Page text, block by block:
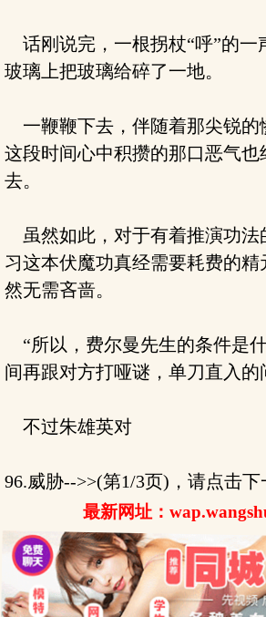
话刚说完，一根拐杖“呼”的一
玻璃上把玻璃给碎了一地。
一鞭鞭下去，伴随着那尖锐的
这段时间心中积攒的那口恶气也
去。
虽然如此，对于有着推演功法
习这本伏魔功真经需要耗费的精
然无需吝啬。
“所以，费尔曼先生的条件是
间再跟对方打哑谜，单刀直入的
不过朱雄英对
96.威胁-->>(第1/3页)，请点击下
最新网址：